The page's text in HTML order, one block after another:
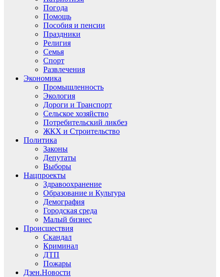
Погода
Помощь
Пособия и пенсии
Праздники
Религия
Семья
Спорт
Развлечения
Экономика
Промышленность
Экология
Дороги и Транспорт
Сельское хозяйство
Потребительский ликбез
ЖКХ и Строительство
Политика
Законы
Депутаты
Выборы
Нацпроекты
Здравоохранение
Образование и Культура
Демография
Городская среда
Малый бизнес
Происшествия
Скандал
Криминал
ДТП
Пожары
Дзен.Новости